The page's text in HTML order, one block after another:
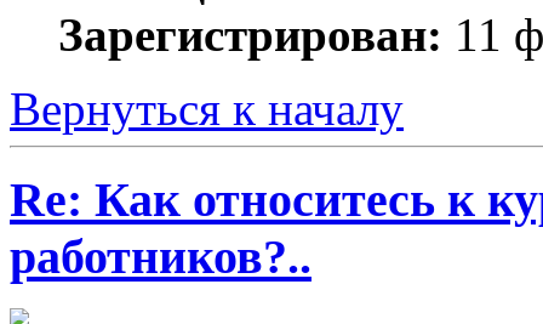
Зарегистрирован: 11
Вернуться к началу
Re: Как относитесь к
работников?..